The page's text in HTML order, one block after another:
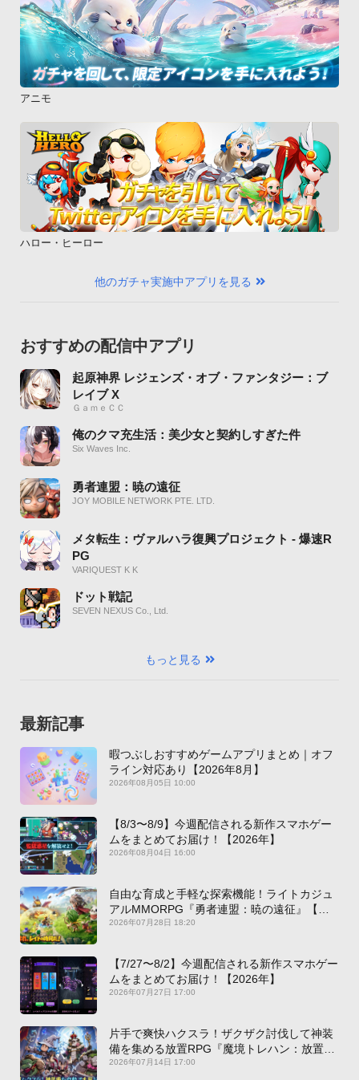
アニモ
ハロー・ヒーロー
他のガチャ実施中アプリを見る
おすすめの配信中アプリ
起原神界 レジェンズ・オブ・ファンタジー：ブ
レイブ X
ＧａｍｅＣＣ
俺のクマ充生活：美少女と契約しすぎた件
Six Waves Inc.
勇者連盟：暁の遠征
JOY MOBILE NETWORK PTE. LTD.
メタ転生：ヴァルハラ復興プロジェクト - 爆速R
PG
VARIQUEST K K
ドット戦記
SEVEN NEXUS Co., Ltd.
もっと見る
最新記事
暇つぶしおすすめゲームアプリまとめ｜オフ
ライン対応あり【2026年8月】
2026年08月05日 10:00
【8/3〜8/9】今週配信される新作スマホゲー
ムをまとめてお届け！【2026年】
2026年08月04日 16:00
自由な育成と手軽な探索機能！ライトカジュ
アルMMORPG『勇者連盟：暁の遠征』【最
新作PICKUP】
2026年07月28日 18:20
【7/27〜8/2】今週配信される新作スマホゲー
ムをまとめてお届け！【2026年】
2026年07月27日 17:00
片手で爽快ハクスラ！ザクザク討伐して神装
備を集める放置RPG『魔境トレハン：放置で
神装備』【最新作PICKUP】
2026年07月14日 17:00